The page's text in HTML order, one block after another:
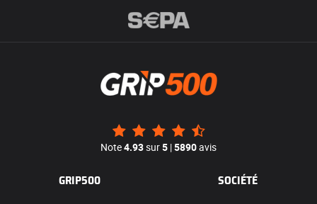
Note4.93sur5 |5890avis
GRIP500 SOCIÉTÉ